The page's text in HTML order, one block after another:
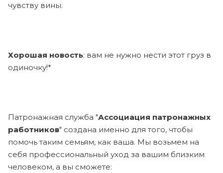
чувству вины.
Хорошая новость: вам не нужно нести этот груз в
одиночку!*
Патронажная служба "Ассоциация патронажных
работников" создана именно для того, чтобы
помочь таким семьям, как ваша. Мы возьмем на
себя профессиональный уход за вашим близким
человеком, а вы сможете: